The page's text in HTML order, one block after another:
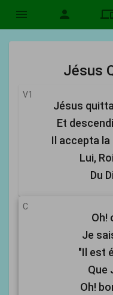
menu person
Jésus
V1
Jésus
Et
Il accepta
Lui,
Du
C
Oh!
Je
"Il est
Que
Oh!